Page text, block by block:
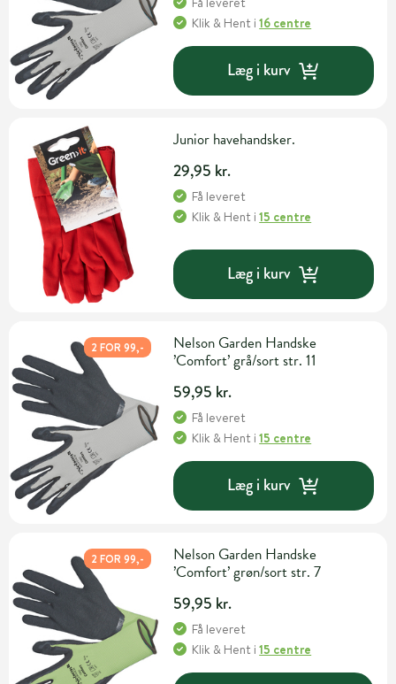
Klik & Hent i16 centre
Læg i kurv
Junior havehandsker.
29,95 kr.
Få leveret
Klik & Hent i15 centre
Læg i kurv
2 FOR 99,-
Nelson Garden Handske
’Comfort’ grå/sort str. 11
59,95 kr.
Få leveret
Klik & Hent i15 centre
Læg i kurv
2 FOR 99,-
Nelson Garden Handske
’Comfort’ grøn/sort str. 7
59,95 kr.
Få leveret
Klik & Hent i15 centre